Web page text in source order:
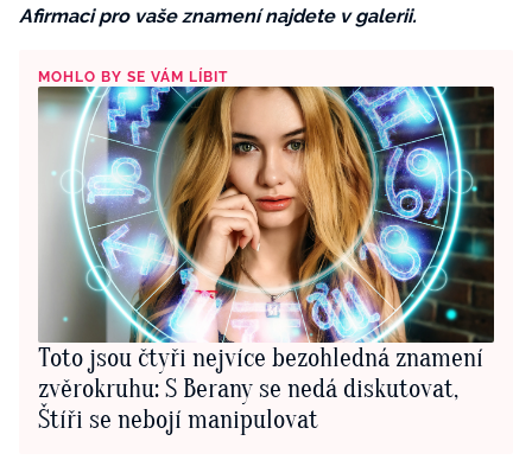
Afirmaci pro vaše znamení najdete v galerii.
MOHLO BY SE VÁM LÍBIT
Toto jsou čtyři nejvíce bezohledná znamení
zvěrokruhu: S Berany se nedá diskutovat,
Štíři se nebojí manipulovat